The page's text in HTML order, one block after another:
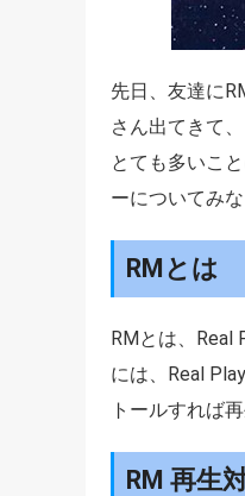
先日、友達に
さん出てきて
とても多いこ
ーについてみ
RMとは
RMとは、Real
には、Real
トールすれば
RM 再生